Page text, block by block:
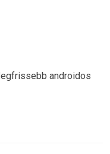
androidos